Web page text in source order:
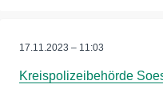
17.11.2023 – 11:03
Kreispolizeibehörde